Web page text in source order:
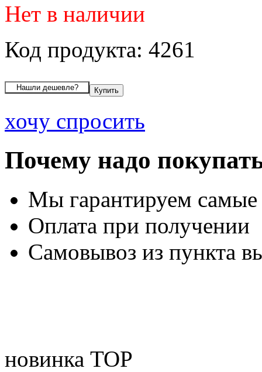
Нет в наличии
Код продукта: 4261
хочу спросить
Почему надо
Мы гарантируем
Оплата при получении
Самовывоз из пункта
новинка TOP